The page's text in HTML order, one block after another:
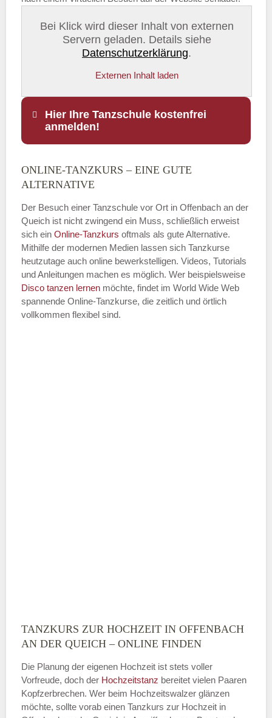
Bei Klick wird dieser Inhalt von externen
Servern geladen. Details siehe
Datenschutzerklärung.
Externen Inhalt laden
Hier Ihre Tanzschule kostenfrei
anmelden!
Name
E-Mail*
Name der Tanzschule
Montag
—
ÖFFNUNGSZEITEN HINZUFÜGEN
ONLINE-TANZKURS – EINE GUTE
ALTERNATIVE
Der Besuch einer Tanzschule vor Ort in Offenbach an der
Queich ist nicht zwingend ein Muss, schließlich erweist
sich ein Online-Tanzkurs oftmals als gute Alternative.
Mithilfe der modernen Medien lassen sich Tanzkurse
heutzutage auch online bewerkstelligen. Videos, Tutorials
und Anleitungen machen es möglich. Wer beispielsweise
Disco tanzen lernen möchte, findet im World Wide Web
spannende Online-Tanzkurse, die zeitlich und örtlich
vollkommen flexibel sind.
TANZKURS ZUR HOCHZEIT IN OFFENBACH
AN DER QUEICH – ONLINE FINDEN
Die Planung der eigenen Hochzeit ist stets voller
Vorfreude, doch der Hochzeitstanz bereitet vielen Paaren
Kopfzerbrechen. Wer beim Hochzeitswalzer glänzen
möchte, sollte vorab einen Tanzkurs zur Hochzeit in